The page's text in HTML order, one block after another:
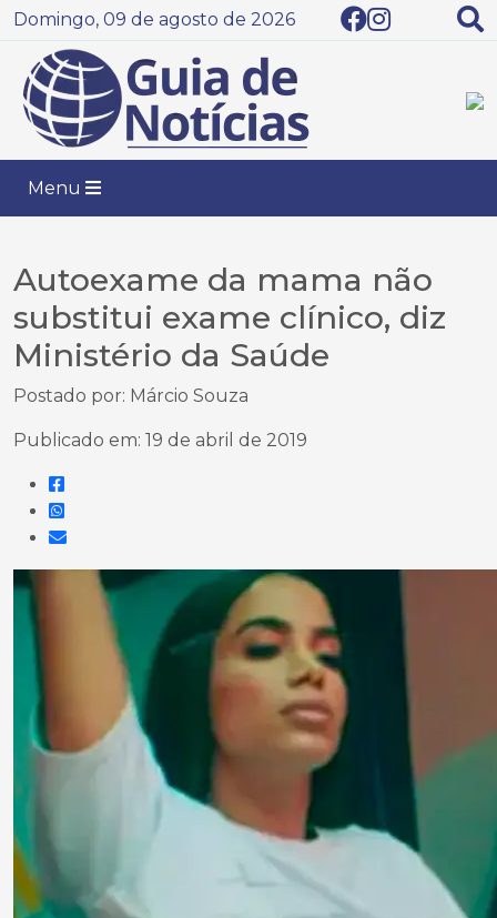
Domingo, 09 de agosto de 2026
Menu
Autoexame da mama não
substitui exame clínico, diz
Ministério da Saúde
Postado por: Márcio Souza
Publicado em: 19 de abril de 2019